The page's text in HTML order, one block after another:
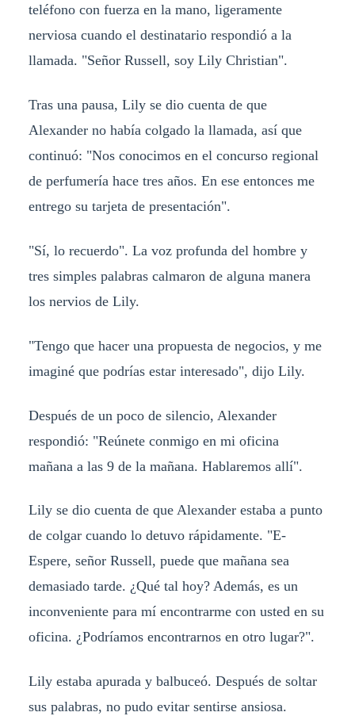
teléfono con fuerza en la mano, ligeramente
nerviosa cuando el destinatario respondió a la
llamada. "Señor Russell, soy Lily Christian".
Tras una pausa, Lily se dio cuenta de que
Alexander no había colgado la llamada, así que
continuó: "Nos conocimos en el concurso regional
de perfumería hace tres años. En ese entonces me
entrego su tarjeta de presentación".
"Sí, lo recuerdo". La voz profunda del hombre y
tres simples palabras calmaron de alguna manera
los nervios de Lily.
"Tengo que hacer una propuesta de negocios, y me
imaginé que podrías estar interesado", dijo Lily.
Después de un poco de silencio, Alexander
respondió: "Reúnete conmigo en mi oficina
mañana a las 9 de la mañana. Hablaremos allí".
Lily se dio cuenta de que Alexander estaba a punto
de colgar cuando lo detuvo rápidamente. "E-
Espere, señor Russell, puede que mañana sea
demasiado tarde. ¿Qué tal hoy? Además, es un
inconveniente para mí encontrarme con usted en su
oficina. ¿Podríamos encontrarnos en otro lugar?".
Lily estaba apurada y balbuceó. Después de soltar
sus palabras, no pudo evitar sentirse ansiosa.